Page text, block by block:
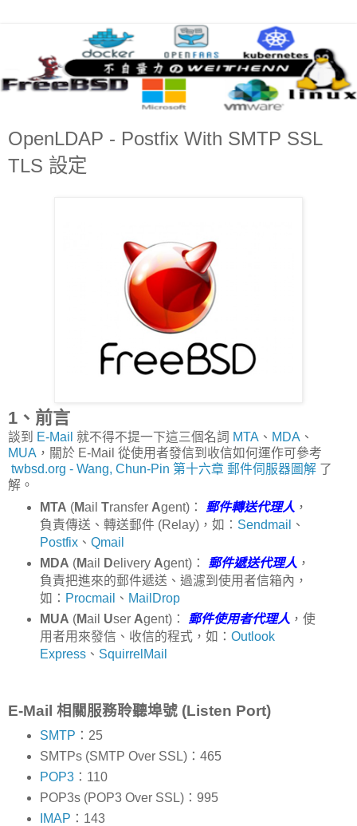
OpenLDAP - Postfix With SMTP SSL
TLS 設定
1、前言
談到 E-Mail 就不得不提一下這三個名詞 MTA 、 MDA 、
MUA ，關於 E-Mail 從使用者發信到收信如何運作可參考
twbsd.org - Wang, Chun-Pin 第十六章 郵件伺服器圖解 了
解。
MTA (Mail Transfer Agent)： 郵件轉送代理人，
負責傳送、轉送郵件 (Relay)，如： Sendmail
、
Postfix、 Qmail
MDA (Mail Delivery Agent)： 郵件遞送代理人 ，
負責把進來的郵件遞送、過濾到使用者信箱內，
如： Procmail 、 MailDrop
MUA (Mail User Agent)： 郵件使用者代理人 ，使
用者用來發信、收信的程式，如： Outlook
Express、 SquirrelMail
E-Mail 相關服務聆聽埠號 (Listen Port)
SMTP ：25
SMTPs (SMTP Over SSL)：465
POP3：110
POP3s (POP3 Over SSL)：995
IMAP ：143